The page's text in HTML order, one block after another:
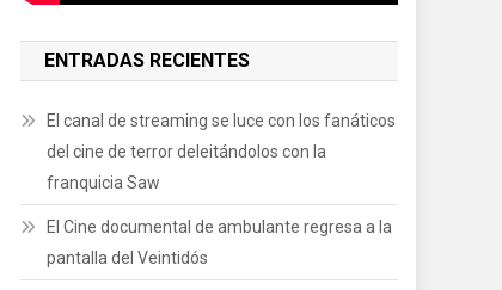
ENTRADAS RECIENTES
El canal de streaming se luce con los fanáticos
del cine de terror deleitándolos con la
franquicia Saw
El Cine documental de ambulante regresa a la
pantalla del Veintidós